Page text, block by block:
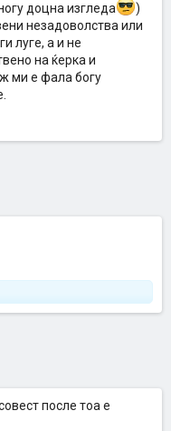
доцна изгледа
)
незадоволства или
луге, а и не
на ќерка и
ми е фала богу
после тоа е